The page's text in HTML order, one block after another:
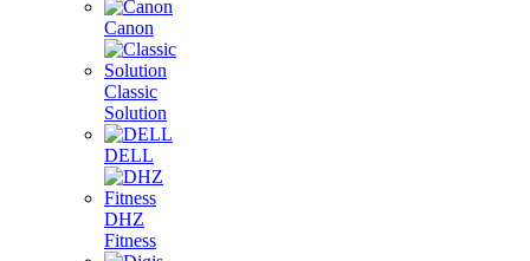
Canon
Classic
Solution
DELL
DHZ
Fitness